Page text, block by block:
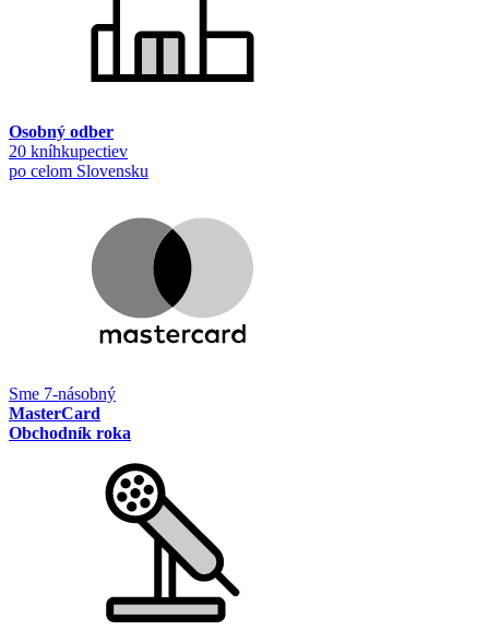
Osobný odber
20 kníhkupectiev
po celom Slovensku
Sme 7-násobný
MasterCard
Obchodník roka